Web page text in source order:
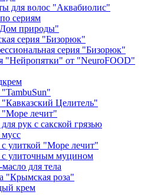
для волос "Аквабиолис"
сериям
природы"
серия "Бизорюк"
серия "Бизорюк"
"Нейропятки" от "NeuroFOOD"
Целитель"
лечит"
рук с сакской грязью
улиткой "Море лечит"
улиточным муцином
для тела
"Крымская роза"
крем